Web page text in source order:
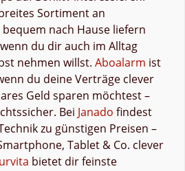
Sortiment an
nach Hause liefern
du dir auch im Alltag
nehmen willst. Aboalarm ist
du deine Verträge clever
Geld sparen möchtest –
Bei Janado findest
zu günstigen Preisen –
Tablet & Co. clever
bietet dir feinste